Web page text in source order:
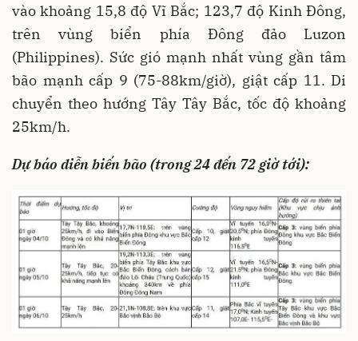
vào khoảng 15,8 độ Vĩ Bắc; 123,7 độ Kinh Đông,
trên vùng biển phía Đông đảo Luzon
(Philippines). Sức gió mạnh nhất vùng gần tâm
bão mạnh cấp 9 (75-88km/giờ), giật cấp 11. Di
chuyển theo hướng Tây Tây Bắc, tốc độ khoảng
25km/h.
Dự báo diễn biến bão (trong 24 đến 72 giờ tới):